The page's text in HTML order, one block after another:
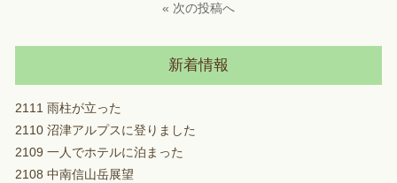
« 次の投稿へ
新着情報
2111 雨柱が立った
2110 沼津アルプスに登りました
2109 一人でホテルに泊まった
2108 中南信山岳展望